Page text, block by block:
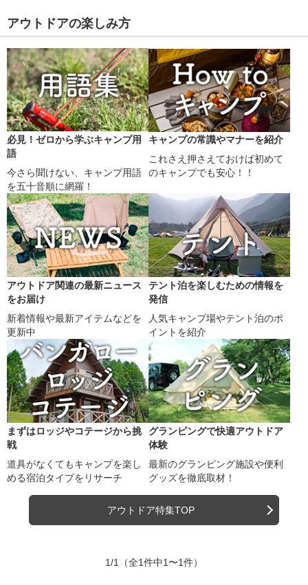
アウトドアの楽しみ方
必見！ゼロから学ぶキャンプ用
語
今さら聞けない、キャンプ用語
を五十音順に網羅！
キャンプの常識やマナーを紹介
これさえ押さえておけば初めて
のキャンプでも安心！！
アウトドア関連の最新ニュース
をお届け
新着情報や最新アイテムなどを
更新中
テント泊を楽しむための情報を
発信
人気キャンプ場やテント泊のポ
イントを紹介
まずはロッジやコテージから挑
戦
道具がなくてもキャンプを楽し
める宿泊タイプをリサーチ
グランピングで快適アウトドア
体験
最新のグランピング施設や便利
グッズを徹底取材！
アウトドア特集TOP
1/1 （全1件中1〜1件）